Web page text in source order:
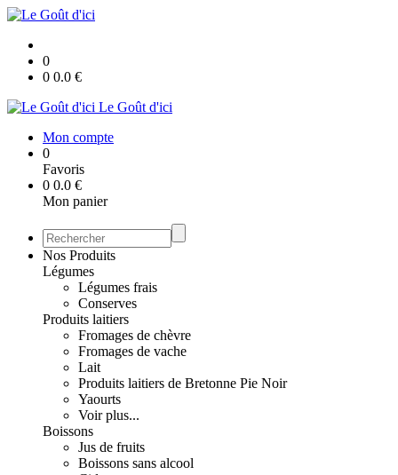
0
0 0.0 €
Le Goût d'ici
Mon compte
0
Favoris
0 0.0 €
Mon panier
Nos Produits
Légumes
Légumes frais
Conserves
Produits laitiers
Fromages de chèvre
Fromages de vache
Lait
Produits laitiers de Bretonne Pie Noir
Yaourts
Voir plus...
Boissons
Jus de fruits
Boissons sans alcool